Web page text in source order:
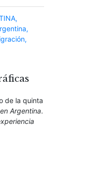
de la quinta
Argentina.